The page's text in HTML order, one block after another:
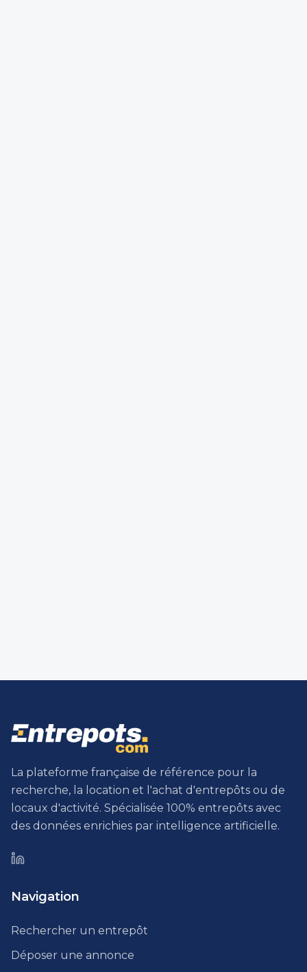
La plateforme française de référence pour la
recherche, la location et l'achat d'entrepôts ou de
locaux d'activité. Spécialisée 100% entrepôts avec
des données enrichies par intelligence artificielle.
Navigation
Rechercher un entrepôt
Déposer une annonce